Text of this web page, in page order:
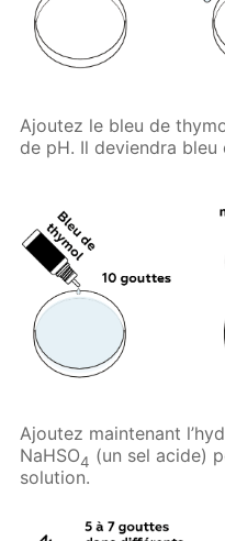
Ajoutez le bleu de
de pH. Il deviendra bleu
Ajoutez maintenant
NaHSO4 (un sel acide)
solution.